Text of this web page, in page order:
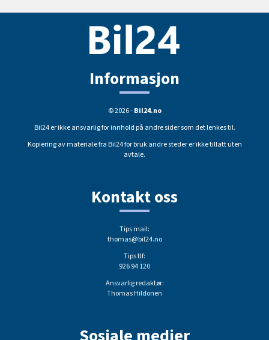
Informasjon
© 2026 -Bil24.no
Bil24 er ikke ansvarlig for innhold på andre sider som det lenkes til.
Kopiering av materiale fra Bil24 for bruk andre steder er ikke tillatt uten
avtale.
Kontakt oss
Tips mail:
thomas@bil24.no
Tips tlf:
926 94 120
Ansvarlig redaktør:
Thomas Hildonen